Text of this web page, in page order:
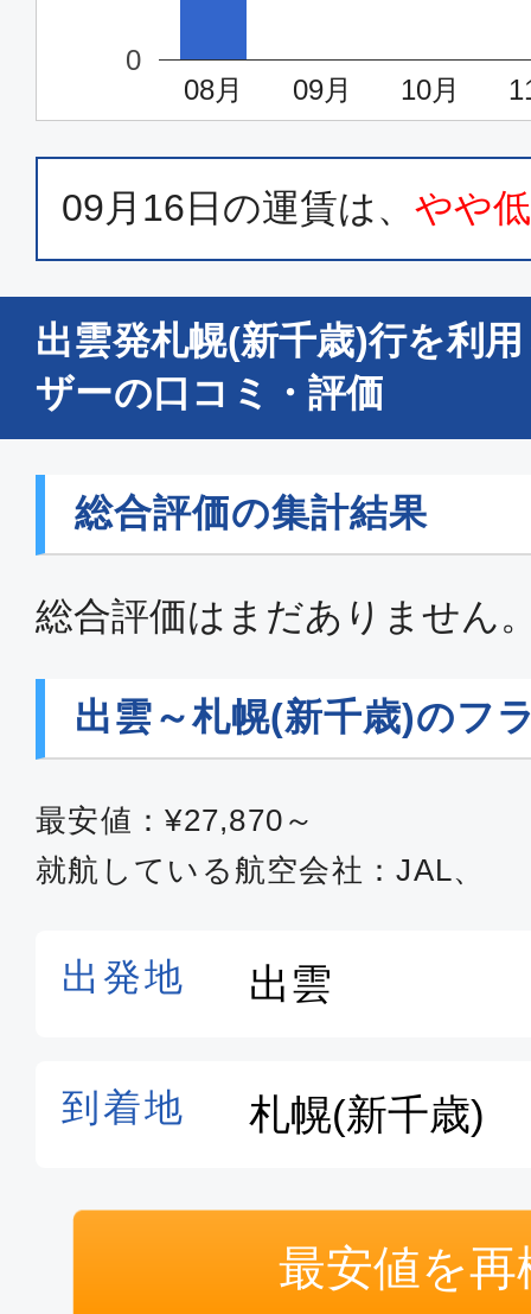
08月 09月 10月
0
09月16日 の運賃は、 やや
出雲発札幌(新千歳)行を利
ザーの口コミ・評価
総合評価の集計結果
総合評価はまだありません
出雲～札幌(新千歳)のフ
最安値：¥27,870～
就航している航空会社：JAL、
最安値を再